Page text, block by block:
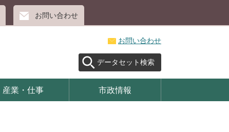
お問い合わせ
お問い合わせ
データセット検索
産業・仕事 市政情報